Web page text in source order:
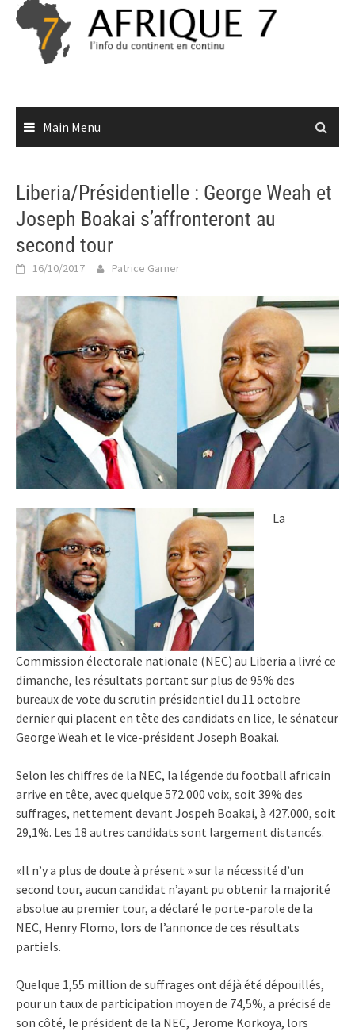
Skip
content
Main Menu
Liberia/Présidentielle : George Weah et
Joseph Boakai s’affronteront au
second tour
16/10/2017 Patrice Garner
La
Commission électorale nationale (NEC) au Liberia a livré ce
dimanche, les résultats portant sur plus de 95% des
bureaux de vote du scrutin présidentiel du 11 octobre
dernier qui placent en tête des candidats en lice, le sénateur
George Weah et le vice-président Joseph Boakai.
Selon les chiffres de la NEC, la légende du football africain
arrive en tête, avec quelque 572.000 voix, soit 39% des
suffrages, nettement devant Jospeh Boakai, à 427.000, soit
29,1%. Les 18 autres candidats sont largement distancés.
«Il n’y a plus de doute à présent » sur la nécessité d’un
second tour, aucun candidat n’ayant pu obtenir la majorité
absolue au premier tour, a déclaré le porte-parole de la
NEC, Henry Flomo, lors de l’annonce de ces résultats
partiels.
Quelque 1,55 million de suffrages ont déjà été dépouillés,
pour un taux de participation moyen de 74,5%, a précisé de
son côté, le président de la NEC, Jerome Korkoya, lors